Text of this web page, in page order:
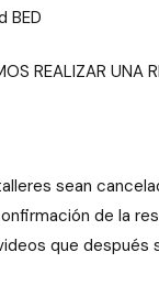
BED
REALIZAR
sean
de la
que